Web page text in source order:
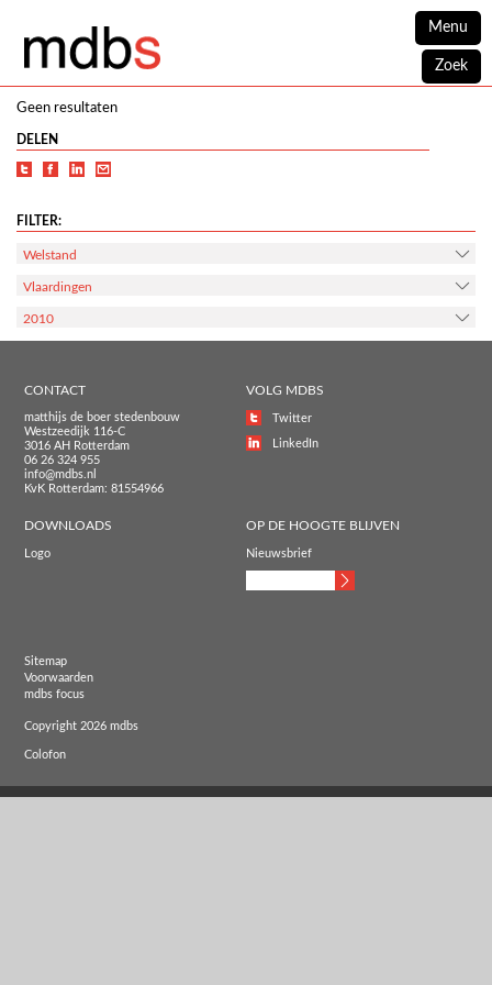
Menu
Zoek
Geen resultaten
DELEN
FILTER:
Welstand
Vlaardingen
2010
CONTACT
matthijs de boer stedenbouw
Westzeedijk 116-C
3016 AH Rotterdam
06 26 324 955
info@mdbs.nl
KvK Rotterdam: 81554966
VOLG MDBS
Twitter
LinkedIn
DOWNLOADS
Logo
OP DE HOOGTE BLIJVEN
Nieuwsbrief
Sitemap
Voorwaarden
mdbs focus
Copyright 2026 mdbs
Colofon